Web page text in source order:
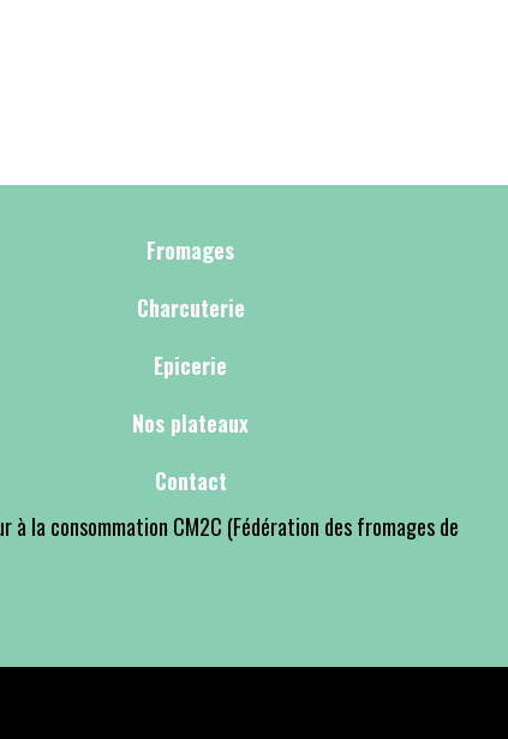
Fromages
Charcuterie
Epicerie
Nos plateaux
Contact